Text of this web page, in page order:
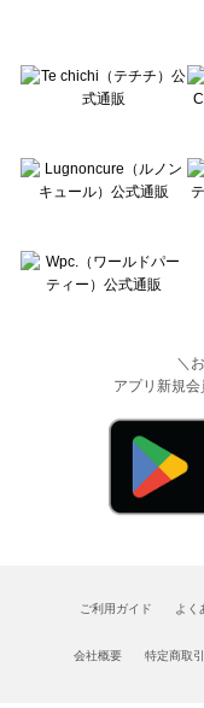
＼
アプリ新規
ご利用ガイド よく
会社概要 特定商取